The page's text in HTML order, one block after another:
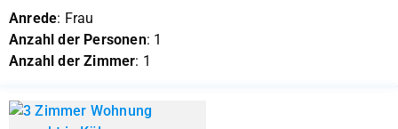
Anrede: Frau
Anzahl der Personen: 1
Anzahl der Zimmer: 1